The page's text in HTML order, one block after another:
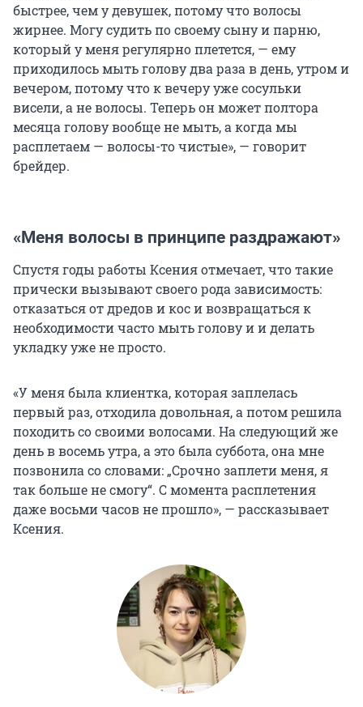
быстрее, чем у девушек, потому что волосы
жирнее. Могу судить по своему сыну и парню,
который у меня регулярно плетется, — ему
приходилось мыть голову два раза в день, утром и
вечером, потому что к вечеру уже сосульки
висели, а не волосы. Теперь он может полтора
месяца голову вообще не мыть, а когда мы
расплетаем — волосы-то чистые», — говорит
брейдер.
«Меня волосы в принципе раздражают»
Спустя годы работы Ксения отмечает, что такие
прически вызывают своего рода зависимость:
отказаться от дредов и кос и возвращаться к
необходимости часто мыть голову и и делать
укладку уже не просто.
«У меня была клиентка, которая заплелась
первый раз, отходила довольная, а потом решила
походить со своими волосами. На следующий же
день в восемь утра, а это была суббота, она мне
позвонила со словами: „Срочно заплети меня, я
так больше не смогу“. С момента расплетения
даже восьми часов не прошло», — рассказывает
Ксения.